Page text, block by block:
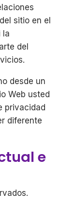
sitio en el
la
del
desde un
Web usted
privacidad
diferente
e